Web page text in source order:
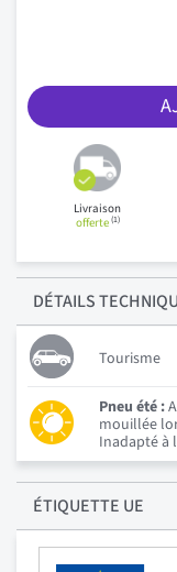
Livraison
offerte(1)
DÉTAILS
Tourisme
Pneu été :
mouillée
Inadapté à
ÉTIQUETTE UE